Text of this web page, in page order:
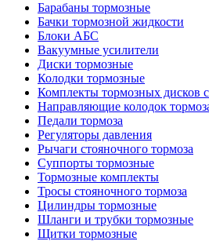
Барабаны тормозные
Бачки тормозной жидкости
Блоки АБС
Вакуумные усилители
Диски тормозные
Колодки тормозные
Комплекты тормозных дисков
Направляющие колодок
Педали тормоза
Регуляторы давления
Рычаги стояночного тормоза
Суппорты тормозные
Тормозные комплекты
Тросы стояночного тормоза
Цилиндры тормозные
Шланги и трубки тормозные
Щитки тормозные